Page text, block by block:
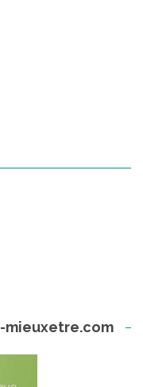
mieuxetre.com